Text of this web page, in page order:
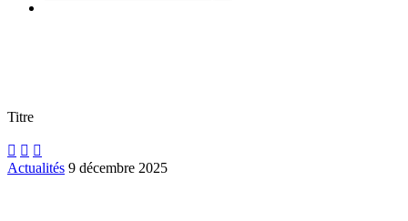
Titre
  
Actualités 9 décembre 2025